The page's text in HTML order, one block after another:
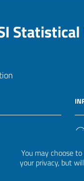
You may choose
your privacy, but